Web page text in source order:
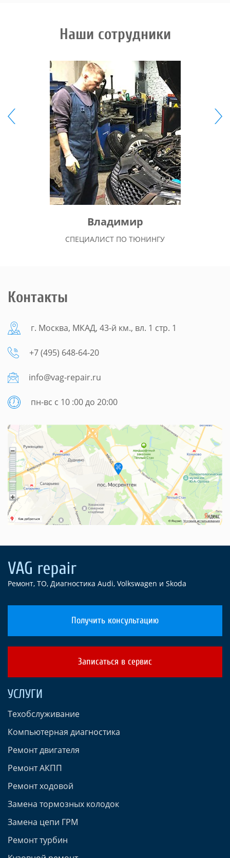
Наши сотрудники
Владимир
СПЕЦИАЛИСТ ПО ТЮНИНГУ
Контакты
г. Москва, МКАД, 43-й км., вл. 1 стр. 1
+7 (495) 648-64-20
info@vag-repair.ru
пн-вс с 10 :00 до 20:00
Ремонт, ТО, Диагностика Audi, Volkswagen и Skoda
Получить консультацию
Записаться в сервис
УСЛУГИ
Техобслуживание
Компьютерная диагностика
Ремонт двигателя
Ремонт АКПП
Ремонт ходовой
Замена тормозных колодок
Замена цепи ГРМ
Ремонт турбин